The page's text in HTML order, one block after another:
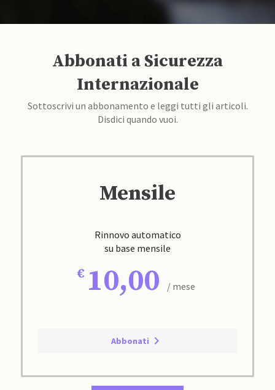
Abbonati a Sicurezza
Internazionale
Sottoscrivi un abbonamento e leggi tutti gli articoli.
Disdici quando vuoi.
Mensile
Rinnovo automatico
su base mensile
10,00 / mese
Abbonati